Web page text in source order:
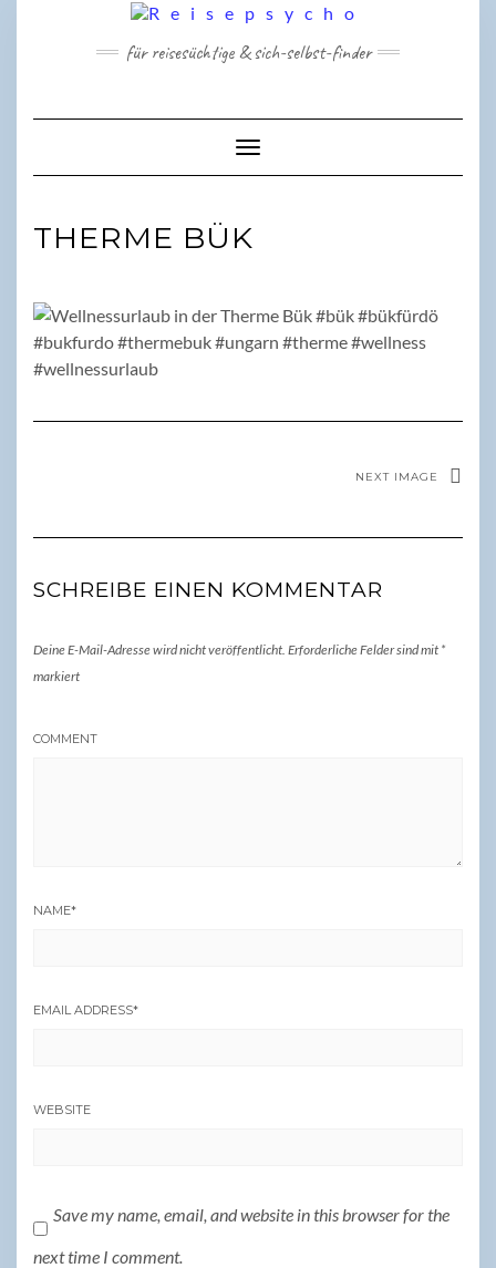
für reisesüchtige & sich-selbst-finder
Toggle Navigation
THERME BÜK
NEXT IMAGE
SCHREIBE EINEN KOMMENTAR
Deine E-Mail-Adresse wird nicht veröffentlicht. Erforderliche Felder sind mit *
markiert
COMMENT
NAME*
EMAIL ADDRESS*
WEBSITE
Save my name, email, and website in this browser for the
next time I comment.